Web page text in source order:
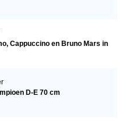
Cappuccino en Bruno Mars in
D-E 70 cm